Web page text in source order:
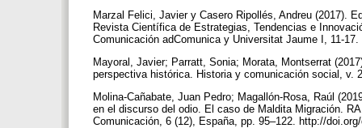
Marzal Felici, Javier y Casero Ripollés, Andreu (2017).
Revista Científica de Estrategias, Tendencias e
Comunicación adComunica y Universitat Jaume I, 11-
Mayoral, Javier; Parratt, Sonia; Morata, Montserrat
perspectiva histórica. Historia y comunicación social,
Molina-Cañabate, Juan Pedro; Magallón-Rosa, Raúl
en el discurso del odio. El caso de Maldita Migración.
Comunicación, 6 (12), España, pp. 95–122. http://